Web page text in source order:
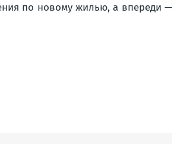
по новому жилью, а впереди —